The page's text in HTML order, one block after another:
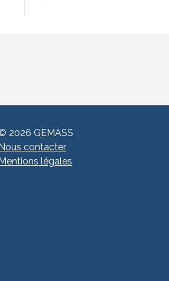
2026 GEMASS
contacter
légales